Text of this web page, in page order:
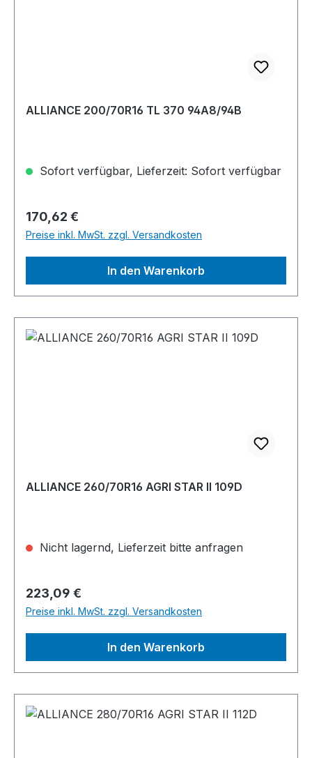
ALLIANCE 200/70R16 TL 370 94A8/94B
Sofort verfügbar, Lieferzeit: Sofort verfügbar
Regulärer Preis:
170,62 €
Preise inkl. MwSt. zzgl. Versandkosten
In den Warenkorb
ALLIANCE 260/70R16 AGRI STAR II 109D
Nicht lagernd, Lieferzeit bitte anfragen
Regulärer Preis:
223,09 €
Preise inkl. MwSt. zzgl. Versandkosten
In den Warenkorb